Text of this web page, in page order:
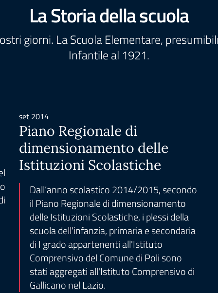
La Storia della scuola
giorni. La Scuola Elementare,
Infantile al 1921.
set 2014
Piano Regionale di
dimensionamento delle
Istituzioni Scolastiche
Dall’anno scolastico 2014/2015, secondo
il Piano Regionale di dimensionamento
delle Istituzioni Scolastiche, i plessi della
scuola dell'infanzia, primaria e secondaria
di I grado appartenenti all'Istituto
Comprensivo del Comune di Poli sono
stati aggregati all'Istituto Comprensivo di
Gallicano nel Lazio.